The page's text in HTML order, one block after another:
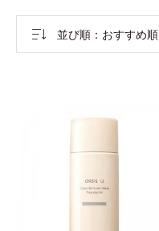
並び順 おすすめ順